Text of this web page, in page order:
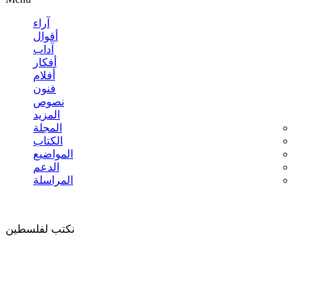
آراء
أقوال
آداب
أفكار
أفلام
فنون
نصوص
المزيد
المجلة
الكتاب
المواضيع
الدعم
المراسلة
نكتب لفلسطين